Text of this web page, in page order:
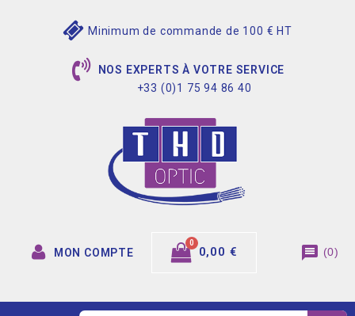
Minimum de commande de 100 € HT
NOS EXPERTS À VOTRE SERVICE
+33 (0)1 75 94 86 40
MON COMPTE 0,00 € message (0)